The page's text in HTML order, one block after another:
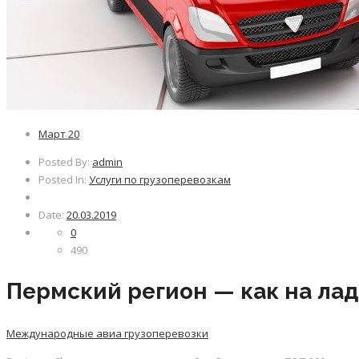
Март20
Posted By: admin
Posted In: Услуги по грузоперевозкам
Date: 20.03.2019
0
490
Пермский регион — как на
Международные авиа грузоперевозки